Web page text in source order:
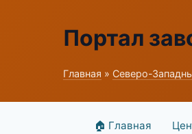
Портал
Главная » Северо-
🏠 Главная